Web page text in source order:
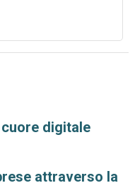
digitale
attraverso la